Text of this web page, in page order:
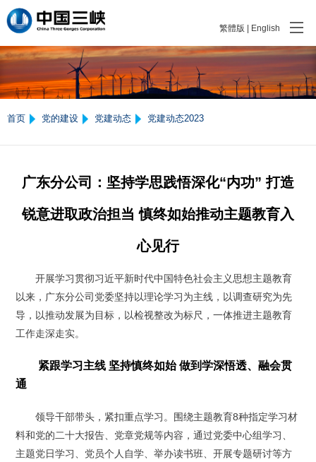
繁體版 English
首页 党的建设 党建动态 党建动态2023
广东分公司：坚持学思践悟深化“内功” 打造
锐意进取政治担当 慎终如始推动主题教育入
心见行
开展学习贯彻习近平新时代中国特色社会主义思想主题教育
以来，广东分公司党委坚持以理论学习为主线，以调查研究为先
导，以推动发展为目标，以检视整改为标尺，一体推进主题教育
工作走深走实。
紧跟学习主线 坚持慎终如始 做到学深悟透、融会贯
通
领导干部带头，紧扣重点学习。围绕主题教育8种指定学习材
料和党的二十大报告、党章党规等内容，通过党委中心组学习、
主题党日学习、党员个人自学、举办读书班、开展专题研讨等方